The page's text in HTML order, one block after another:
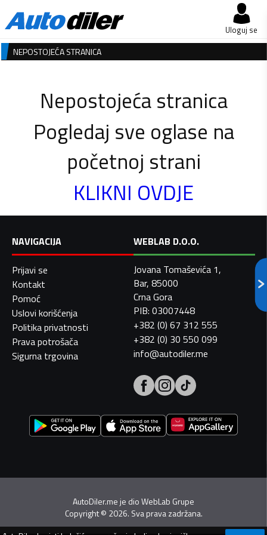
Uloguj se
NEPOSTOJEĆA STRANICA
Nepostojeća stranica
Pogledaj sve oglase na
početnoj strani
KLIKNI OVDJE
NAVIGACIJA
Prijavi se
Kontakt
Pomoć
Uslovi korišćenja
Politika privatnosti
Prava potrošača
Sigurna trgovina
WEBLAB D.O.O.
Jovana Tomaševića 1,
Bar, 85000
Crna Gora
PIB: 03007448
+382 (0) 67 312 555
+382 (0) 30 550 099
info@autodiler.me
AutoDiler.me je dioWebLab Grupe
Copyright© 2026. Sva prava zadržana.